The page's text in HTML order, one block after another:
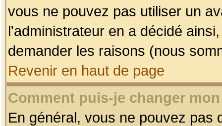
vous ne pouvez pas utiliser un
l'administrateur en a décidé
demander les raisons (nous
Revenir en haut de page
Comment puis-je changer
En général, vous ne pouvez pas